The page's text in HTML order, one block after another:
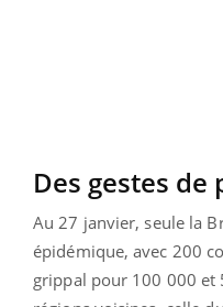
Des gestes
Au 27 janvier, seule la
épidémique, avec 200
grippal pour 100 000 et